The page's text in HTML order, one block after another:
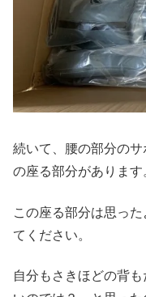
続いて、腰の部分の
の座る部分があります
この座る部分は思っ
てください。
自分もさきほどの背